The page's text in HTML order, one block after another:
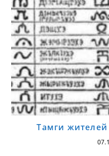
Тамги